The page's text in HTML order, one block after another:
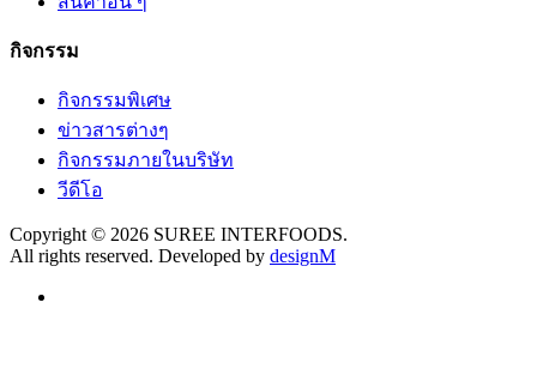
กิจกรรม
กิจกรรมพิเศษ
ข่าวสารต่างๆ
กิจกรรมภายในบริษัท
วีดีโอ
Copyright © 2026 SUREE INTERFOODS.
All rights reserved. Developed by designM